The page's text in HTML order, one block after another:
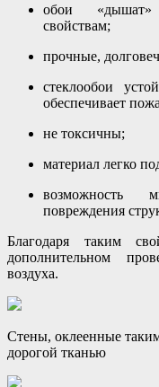
обои «дышат»
свойствам;
прочные,
стеклообои
обеспечивает
не токсичны;
материал легко
возможность
повреждения
Благодаря таким
дополнительном
воздуха.
Стены, оклеенные
дорогой тканью